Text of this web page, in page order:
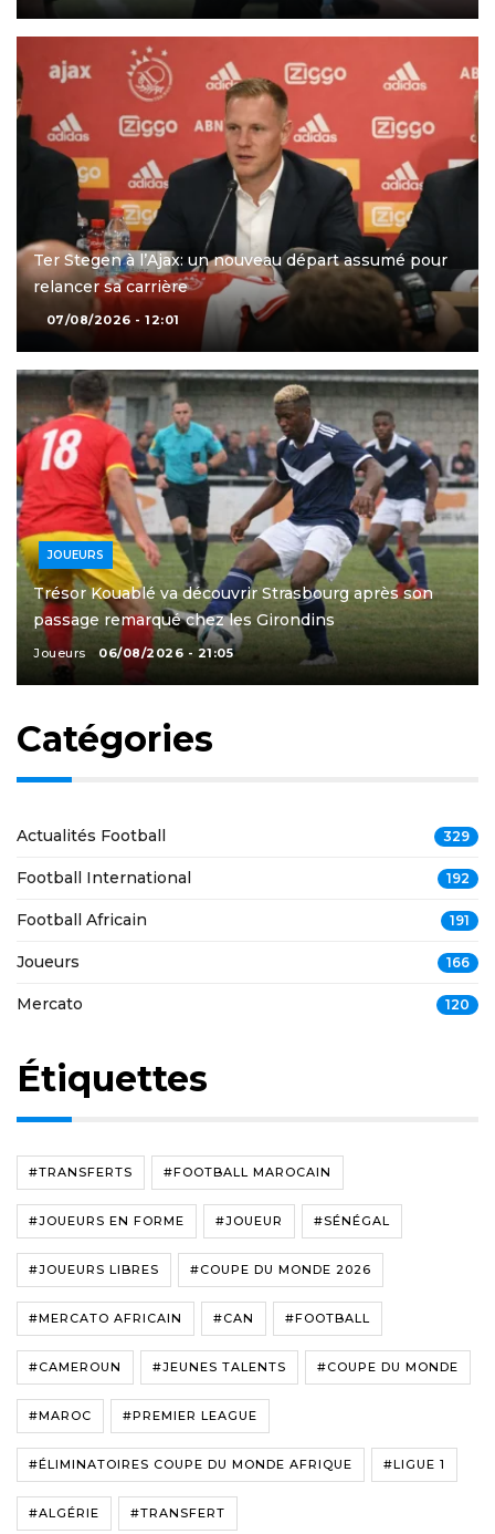
Ter Stegen à l’Ajax: un nouveau départ assumé pour
relancer sa carrière
07/08/2026 - 12:01
JOUEURS
Trésor Kouablé va découvrir Strasbourg après son
passage remarqué chez les Girondins
Joueurs 06/08/2026 - 21:05
Catégories
Actualités Football 329
Football International 192
Football Africain 191
Joueurs 166
Mercato 120
Étiquettes
#TRANSFERTS #FOOTBALL MAROCAIN
#JOUEURS EN FORME #JOUEUR #SÉNÉGAL
#JOUEURS LIBRES #COUPE DU MONDE 2026
#MERCATO AFRICAIN #CAN #FOOTBALL
#CAMEROUN #JEUNES TALENTS #COUPE DU MONDE
#MAROC #PREMIER LEAGUE
#ÉLIMINATOIRES COUPE DU MONDE AFRIQUE #LIGUE 1
#ALGÉRIE #TRANSFERT